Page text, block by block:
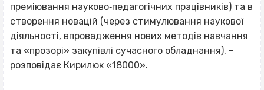
преміювання науково‐педагогічних працівників) та в
створення новацій (через стимулювання наукової
діяльності, впровадження нових методів навчання
та «прозорі» закупівлі сучасного обладнання), –
розповідає Кирилюк «18000».